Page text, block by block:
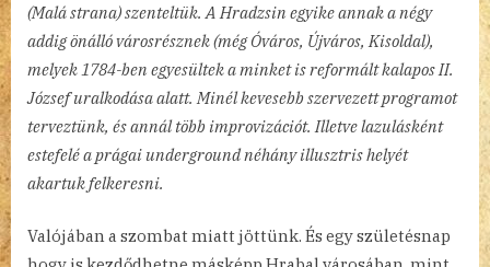
(Malá strana) szenteltük. A Hradzsin egyike annak a négy
addig önálló városrésznek (még Óváros, Újváros, Kisoldal),
melyek 1784-ben egyesültek a minket is reformált kalapos II.
József uralkodása alatt. Minél kevesebb szervezett programot
terveztünk, és annál több improvizációt. Illetve lazulásként
estefelé a prágai underground néhány illusztris helyét
akartuk felkeresni.
Valójában a szombat miatt jöttünk. És egy születésnap